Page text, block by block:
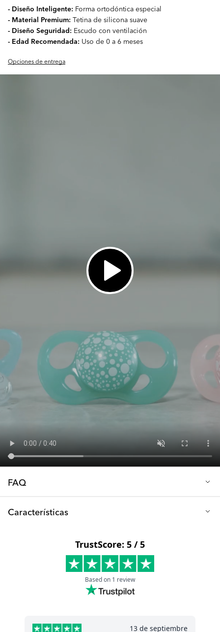
- Diseño Inteligente: Forma ortodóntica especial
- Material Premium: Tetina de silicona suave
- Diseño Seguridad: Escudo con ventilación
- Edad Recomendada: Uso de 0 a 6 meses
Opciones de entrega
FAQ
Características
Libre de: BPA, BPS Y BPF
Edad: 0-6 meses